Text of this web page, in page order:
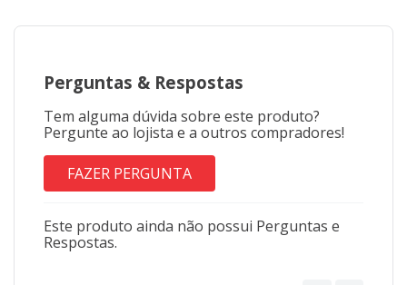
Perguntas & Respostas
Tem alguma dúvida sobre este produto?
Pergunte ao lojista e a outros compradores!
FAZER PERGUNTA
Este produto ainda não possui Perguntas e
Respostas.